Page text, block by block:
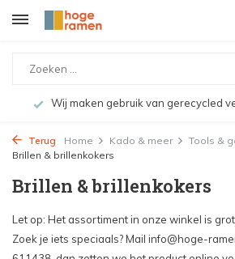
Bekijk de producten live in
Terug Home Kado & meer
Tools &
Brillen & brillenkokers
Brillen & brillenkokers
Let op: Het assortiment in onze winkel is
Zoek je iets speciaals? Mail info@hoge-